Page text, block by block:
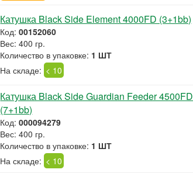
Катушка Black Side Element 4000FD (3+1bb)
Код:00152060
Вес: 400 гр.
Количество в упаковке: 1 ШТ
На складе: < 10
Катушка Black Side Guardian Feeder 4500FD
(7+1bb)
Код:000094279
Вес: 400 гр.
Количество в упаковке: 1 ШТ
На складе: < 10